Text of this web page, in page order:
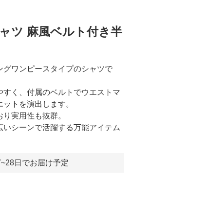
ツ 麻風ベルト付き半
ワンピースタイプのシャツで
く、付属のベルトでウエストマ
トを演出します。
実用性も抜群。
シーンで活躍する万能アイテム
日でお届け予定